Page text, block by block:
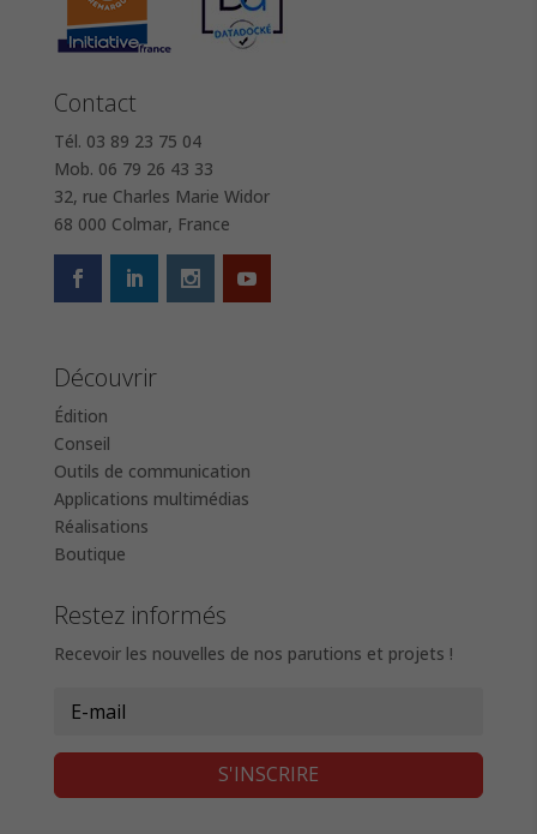
Contact
Tél. 03 89 23 75 04
Mob. 06 79 26 43 33
32, rue Charles Marie Widor
68 000 Colmar, France
Découvrir
Édition
Conseil
Outils de communication
Applications multimédias
Réalisations
Boutique
Restez informés
Recevoir les nouvelles de nos parutions et projets !
S'INSCRIRE